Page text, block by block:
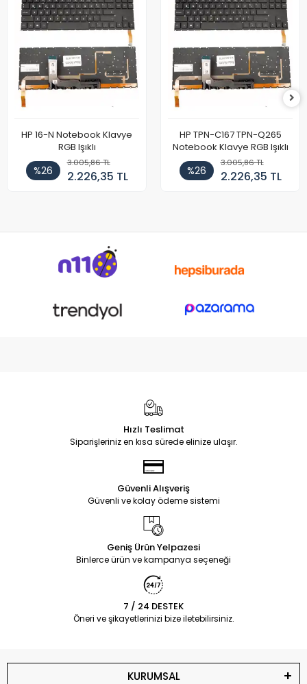
HP 16-N Notebook Klavye
RGB Işıklı
%26
3.005,86 TL
2.226,35 TL
HP TPN-C167 TPN-Q265
Notebook Klavye RGB Işıklı
%26
3.005,86 TL
2.226,35 TL
Hızlı Teslimat
Siparişleriniz en kısa sürede elinize ulaşır.
Güvenli Alışveriş
Güvenli ve kolay ödeme sistemi
Geniş Ürün Yelpazesi
Binlerce ürün ve kampanya seçeneği
7 / 24 DESTEK
Öneri ve şikayetlerinizi bize iletebilirsiniz.
KURUMSAL